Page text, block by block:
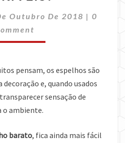
LAR
COM
ESPELHOS
Outubro De 2018 | 0
pensam, os espelhos são
e, quando usados
sensação de
o ambiente.
barato, fica ainda mais fácil